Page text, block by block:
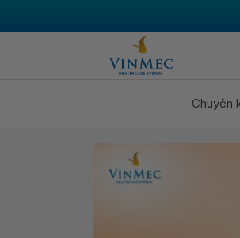
Chuyên